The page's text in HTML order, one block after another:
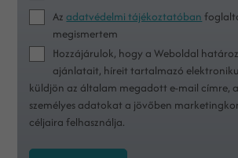
Azadatvédelmi tájékoztatóban
megismertem
Hozzájárulok, hogy a Weboldal
ajánlatait, híreit tartalmazó
küldjön az általam megadott e-mail címre,
személyes adatokat a jövőben
céljaira felhasználja.